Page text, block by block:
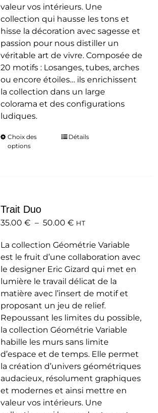
valeur vos intérieurs. Une
collection qui hausse les tons et
hisse la décoration avec sagesse et
passion pour nous distiller un
véritable art de vivre. Composée de
20 motifs : Losanges, tubes, arches
ou encore étoiles… ils enrichissent
la collection dans un large
colorama et des configurations
ludiques.
Choix des
options
Ce
peuvent
choisies
sur
la
page
du
produit
Détails
Trait Duo
35.00 € – 50.00 €Plage
prix :
35.00 €
à
50.00 €
HT
La collection Géométrie Variable
est le fruit d’une collaboration avec
le designer Eric Gizard qui met en
lumière le travail délicat de la
matière avec l’insert de motif et
proposant un jeu de relief.
Repoussant les limites du possible,
la collection Géométrie Variable
habille les murs sans limite
d’espace et de temps. Elle permet
la création d’univers géométriques
audacieux, résolument graphiques
et modernes et ainsi mettre en
valeur vos intérieurs. Une